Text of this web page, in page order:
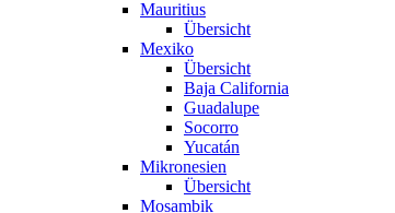
Mauritius
Übersicht
Mexiko
Übersicht
Baja California
Guadalupe
Socorro
Yucatán
Mikronesien
Übersicht
Mosambik